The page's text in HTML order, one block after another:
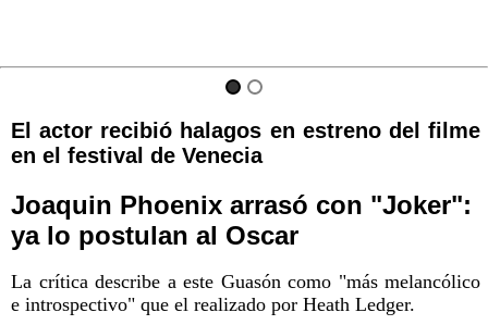
El actor recibió halagos en estreno del filme
en el festival de Venecia
Joaquin Phoenix arrasó con "Joker":
ya lo postulan al Oscar
La crítica describe a este Guasón como "más melancólico
e introspectivo" que el realizado por Heath Ledger.